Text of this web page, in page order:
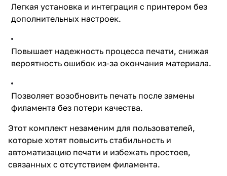
Легкая установка и интеграция с принтером без
дополнительных настроек.
Повышает надежность процесса печати, снижая
вероятность ошибок из-за окончания материала.
Позволяет возобновить печать после замены
филамента без потери качества.
Этот комплект незаменим для пользователей,
которые хотят повысить стабильность и
автоматизацию печати и избежать простоев,
связанных с отсутствием филамента.